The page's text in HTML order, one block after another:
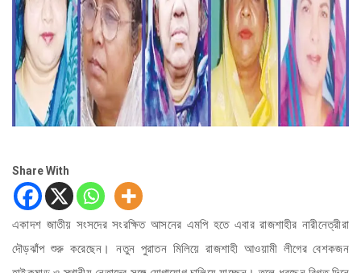
Share With
একাদশ জাতীয় সংসদের সংরক্ষিত আসনের এমপি হতে এবার রাজশাহীর নারীনেত্রীরা
দৌড়ঝাঁপ শুরু করেছেন। নতুন পুরাতন মিলিয়ে রাজশাহী আওয়ামী লীগের বেশকজন